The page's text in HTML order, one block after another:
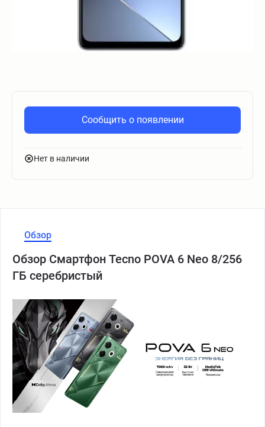
Сообщить о появлении
Нет в наличии
Обзор
Обзор Смартфон Tecno POVA 6 Neo 8/256
ГБ серебристый